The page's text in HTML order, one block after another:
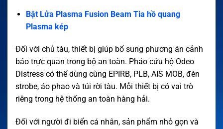
Bật Lửa Plasma Fusion Beam Tia hồ quang
Plasma kép
Đối với chủ tàu, thiết bị giúp bổ sung phương án cảnh
báo trực quan trong bộ an toàn. Pháo cứu hộ Odeo
Distress có thể dùng cùng EPIRB, PLB, AIS MOB, đèn
strobe, áo phao và túi rời tàu. Mỗi thiết bị có vai trò
riêng trong hệ thống an toàn hàng hải.
Đối với người đi biển cá nhân, sản phẩm nhỏ gọn và